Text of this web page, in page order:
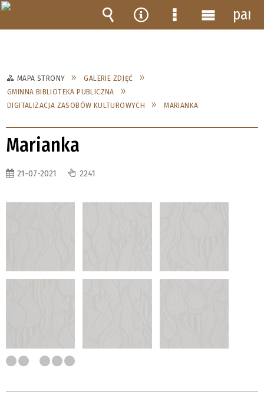
MAPA STRONY
GALERIE ZDJĘĆ
GMINNA BIBLIOTEKA PUBLICZNA
DIGITALIZACJA ZASOBÓW KULTUROWYCH
MARIANKA
Marianka
21-07-2021 2241
Wyszukiwarka
Narzędzia
MenuMenu